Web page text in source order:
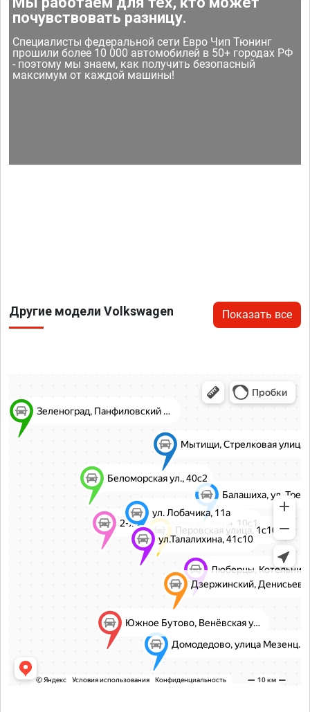
почувствовать разницу.
Специалисты федеральной сети Евро Чип Тюнинг
прошили более 10 000 автомобилей в 50+ городах РФ
- поэтому мы знаем, как получить безопасный
максимум от каждой машины!
Другие модели Volkswagen Показать все